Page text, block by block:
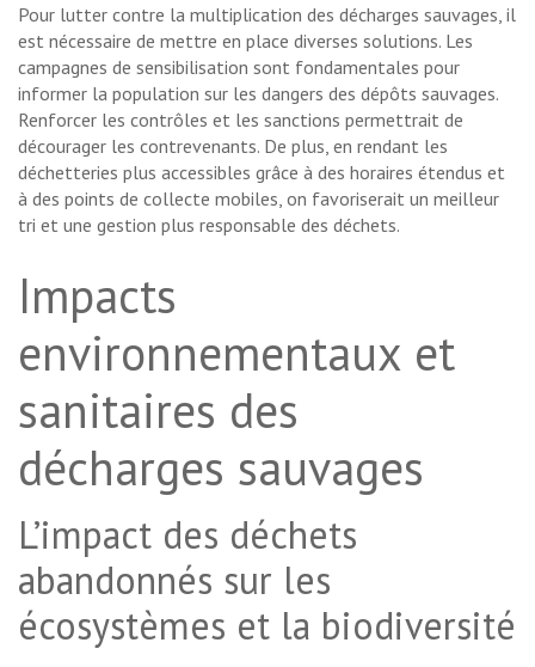
Pour lutter contre la multiplication des décharges sauvages, il
est nécessaire de mettre en place diverses solutions. Les
campagnes de sensibilisation sont fondamentales pour
informer la population sur les dangers des dépôts sauvages.
Renforcer les contrôles et les sanctions permettrait de
décourager les contrevenants. De plus, en rendant les
déchetteries plus accessibles grâce à des horaires étendus et
à des points de collecte mobiles, on favoriserait un meilleur
tri et une gestion plus responsable des déchets.
Impacts
environnementaux et
sanitaires des
décharges sauvages
L’impact des déchets
abandonnés sur les
écosystèmes et la biodiversité